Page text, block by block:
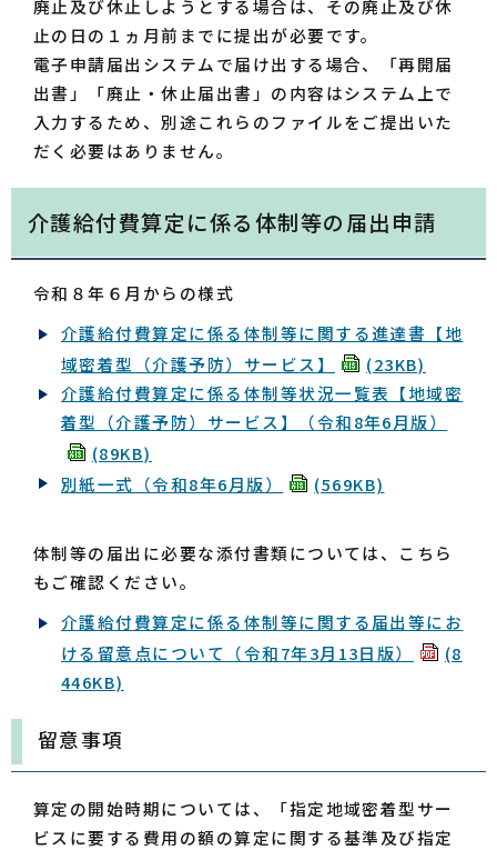
廃止及び休止しようとする場合は、その廃止及び休
止の日の１ヵ月前までに提出が必要です。
電子申請届出システムで届け出する場合、「再開届
出書」「廃止・休止届出書」の内容はシステム上で
入力するため、別途これらのファイルをご提出いた
だく必要はありません。
介護給付費算定に係る体制等の届出申請
令和８年６月からの様式
介護給付費算定に係る体制等に関する進達書【地
域密着型（介護予防）サービス】
(23KB)
介護給付費算定に係る体制等状況一覧表【地域密
着型（介護予防）サービス】（令和8年6月版）
(89KB)
別紙一式（令和8年6月版）
(569KB)
体制等の届出に必要な添付書類については、こちら
もご確認ください。
介護給付費算定に係る体制等に関する届出等にお
ける留意点について（令和7年3月13日版）
(8
446KB)
留意事項
算定の開始時期については、「指定地域密着型サー
ビスに要する費用の額の算定に関する基準及び指定